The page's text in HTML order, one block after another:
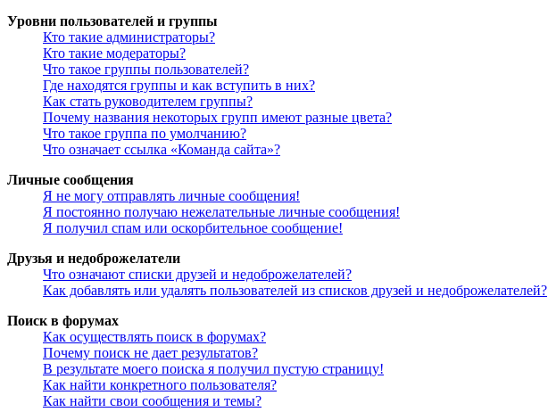
Уровни пользователей и группы
Кто такие администраторы?
Кто такие модераторы?
Что такое группы пользователей?
Где находятся группы и как вступить в них?
Как стать руководителем группы?
Почему названия некоторых групп имеют разные цвета?
Что такое группа по умолчанию?
Что означает ссылка «Команда сайта»?
Личные сообщения
Я не могу отправлять личные сообщения!
Я постоянно получаю нежелательные личные сообщения!
Я получил спам или оскорбительное сообщение!
Друзья и недоброжелатели
Что означают списки друзей и недоброжелателей?
Как добавлять или удалять пользователей из списков друзей и недоброжелателей?
Поиск в форумах
Как осуществлять поиск в форумах?
Почему поиск не дает результатов?
В результате моего поиска я получил пустую страницу!
Как найти конкретного пользователя?
Как найти свои сообщения и темы?